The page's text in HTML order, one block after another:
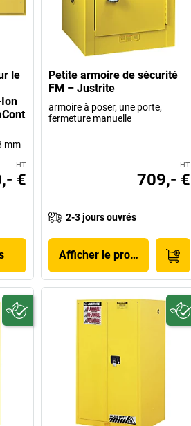
le
mm
HT
€
Petite armoire de sécurité
FM – Justrite
armoire à poser, une porte,
fermeture manuelle
HT
709,- €
2-3 jours ouvrés
Afficher le produit